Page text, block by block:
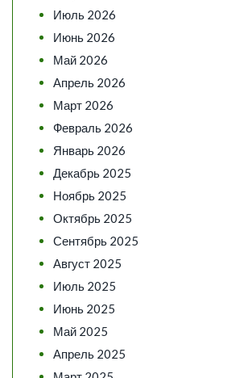
Июль 2026
Июнь 2026
Май 2026
Апрель 2026
Март 2026
Февраль 2026
Январь 2026
Декабрь 2025
Ноябрь 2025
Октябрь 2025
Сентябрь 2025
Август 2025
Июль 2025
Июнь 2025
Май 2025
Апрель 2025